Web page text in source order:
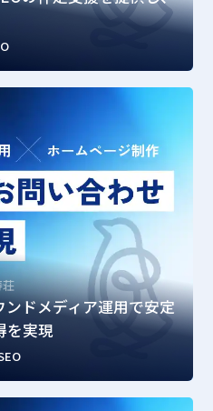
荘
ドメディア運用で安定
を実現